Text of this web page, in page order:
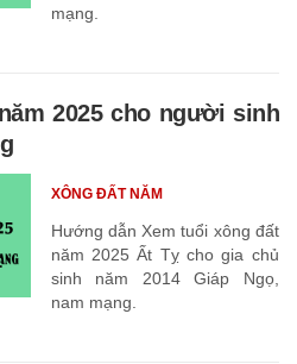
mạng.
2025 cho người sinh
Hướng dẫn Xem tuổi xông đất
năm 2025 Ất Tỵ cho gia chủ
sinh năm 2014 Giáp Ngọ,
nam mạng.
XÔNG ĐẤT NĂM